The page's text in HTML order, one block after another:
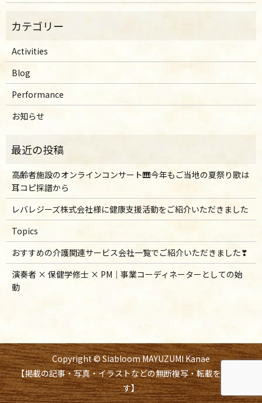
Activities
Blog
Performance
お知らせ
高齢者施設のオンラインコンサート🎹今年もご当地の夏祭り歌は
耳コピ採譜から
レバレジーズ株式会社様に健康支援活動をご紹介いただきました
Topics
おすすめの介護関連サービス会社一覧でご紹介いただきました❣
演奏者 × 保健学修士 × PM｜事業コーディネーターとしての始
動
Copyright © Siabloom MAYUZUMI Kanae
【掲載の記事・写真・イラストなどの無断複写・転載を禁じま
す】